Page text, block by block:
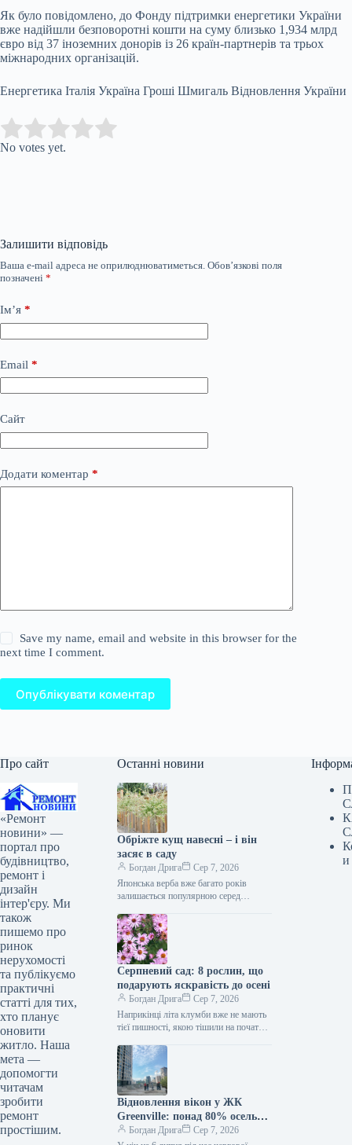
Як було повідомлено, до Фонду підтримки енергетики України
вже надійшли безповоротні кошти на суму близько 1,934 млрд
євро від 37 іноземних донорів із 26 країн-партнерів та трьох
міжнародних організацій.
Енергетика Італія Україна Гроші Шмигаль Відновлення України
Rate this item:
No votes yet.
Залишити відповідь
Ваша e-mail адреса не оприлюднюватиметься. Обов’язкові поля
позначені *
Ім’я *
Email *
Сайт
Додати коментар *
Save my name, email and website in this browser for the
next time I comment.
Опублікувати коментар
Про сайт
«Ремонт
новини» —
портал про
будівництво,
ремонт і
дизайн
інтер'єру. Ми
також
пишемо про
ринок
нерухомості
та публікуємо
практичні
статті для тих,
хто планує
оновити
житло. Наша
мета —
допомогти
читачам
зробити
ремонт
простішим.
Останні новини
Обріжте кущ навесні – і він
засяє в саду
Богдан Дрига
Сер 7, 2026
Японська верба вже багато років
залишається популярною серед
незвичайним кольором листя та
витонченим виглядом. Хоча
вирощувати японську…
Серпневий сад: 8 рослин, що
подарують яскравість до осені
Богдан Дрига
Сер 7, 2026
Наприкінці літа клумби вже не мають
тієї пишності, якою тішили на початку
цвітіння, барв стає менше,…
Відновлення вікон у ЖК
Greenville: понад 80% осель
потребували ремонту після
Богдан Дрига
Сер 7, 2026
и